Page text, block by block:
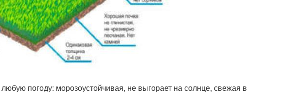
погоду: морозоустойчивая, не выгорает на солнце, свежая в